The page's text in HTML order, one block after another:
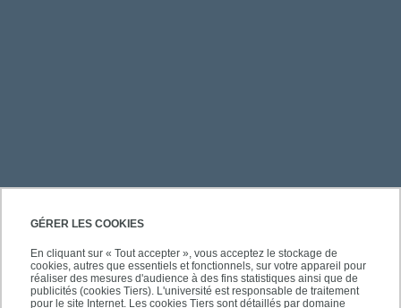
GÉRER LES COOKIES
En cliquant sur « Tout accepter », vous acceptez le stockage de
cookies, autres que essentiels et fonctionnels, sur votre appareil pour
réaliser des mesures d'audience à des fins statistiques ainsi que de
publicités (cookies Tiers). L'université est responsable de traitement
pour le site Internet. Les cookies Tiers sont détaillés par domaine
PRATIQUE
ACCÈS RAPIDES